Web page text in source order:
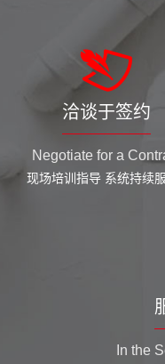
洽谈于签约
Negotiate for a
现场培训指导 系统持续
In the